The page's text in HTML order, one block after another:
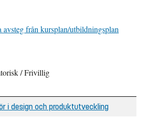
från kursplan/utbildningsplan
/ Frivillig
i design och produktutveckling